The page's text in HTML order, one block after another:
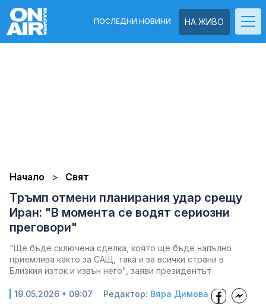
НА ЖИВО
ПОСЛЕДНИ НОВИНИ
Начало Свят
Тръмп отмени планирания удар срещу
Иран: "В момента се водят сериозни
преговори"
"Ще бъде сключена сделка, която ще бъде напълно
приемлива както за САЩ, така и за всички страни в
Близкия изток и извън него", заяви президентът
19.05.2026 • 09:07 Редактор: Вяра Димова